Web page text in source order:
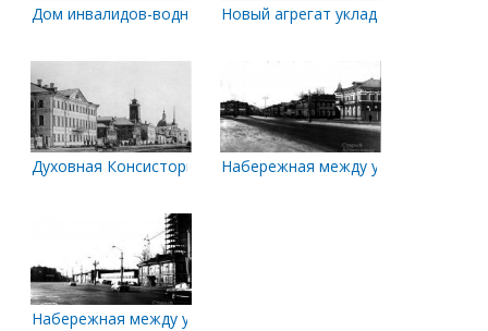
Дом инвалидов-водниковНовый агрегат укладывает
Духовная Консистория Набережная между ул.
Набережная между улицами Выучейского и Правды в 1970-х